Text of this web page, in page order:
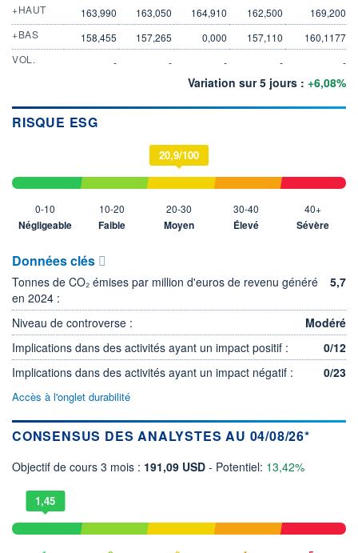
+HAUT
163,990 163,050 164,910 162,500
169,200
+BAS
158,455 157,265 0,000 157,110
160,1177
VOL.
- - - - -
Variation sur 5 jours : +6,08%
RISQUE ESG
0-10
Négligeable
10-20
Faible
20,9/100
20-30
Moyen
30-40
Élevé
40+
Sévère
Données clés
Tonnes de CO₂ émises par million d'euros de revenu généré
en 2024 :
5,7
Niveau de controverse :
Modéré
Implications dans des activités ayant un impact positif :
0/12
Implications dans des activités ayant un impact négatif :
0/23
Accès à l'onglet durabilité
CONSENSUS DES ANALYSTES AU 04/08/26*
Objectif de cours 3 mois : 191,09 USD - Potentiel: 13,42%
1,45